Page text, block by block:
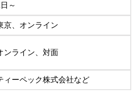
～
京、オンライン
ンライン、対面
ィーペック株式会社など